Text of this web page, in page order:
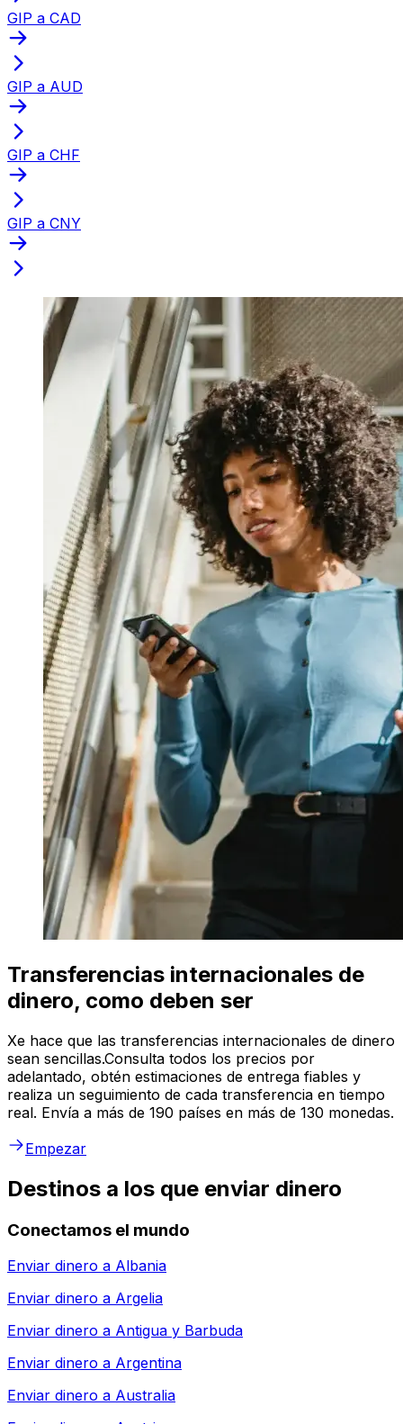
GIP a CAD
GIP a AUD
GIP a CHF
GIP a CNY
Transferencias internacionales de
dinero, como deben ser
Xe hace que las transferencias internacionales de dinero
sean sencillas.Consulta todos los precios por
adelantado, obtén estimaciones de entrega fiables y
realiza un seguimiento de cada transferencia en tiempo
real. Envía a más de 190 países en más de 130 monedas.
Empezar
Destinos a los que enviar dinero
Conectamos el mundo
Enviar dinero a Albania
Enviar dinero a Argelia
Enviar dinero a Antigua y Barbuda
Enviar dinero a Argentina
Enviar dinero a Australia